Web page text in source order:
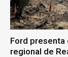
Ford presenta
regional de